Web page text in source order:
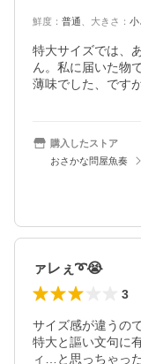
鮮度 ： 普通 大きさ ： 小
特大サイズでは、
ん。私に届いた物
購入したストア
おさかな問屋魚奏
ァレぇ➰😭
3
サイズ感が違うの
特大と謳い文句に
ィ…と思っちゃっ